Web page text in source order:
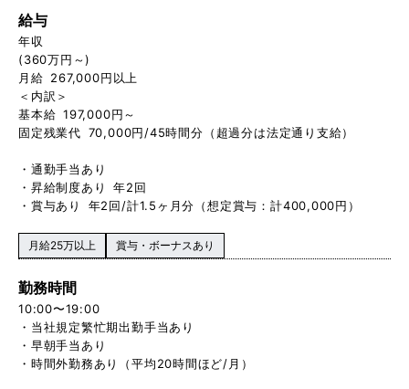
給与
年収
(360万円～)
月給 267,000円以上
＜内訳＞
基本給 197,000円～
固定残業代 70,000円/45時間分（超過分は法定通り支給）
・通勤手当あり
・昇給制度あり 年2回
・賞与あり 年2回/計1.5ヶ月分（想定賞与：計400,000円）
月給25万以上 賞与・ボーナスあり
勤務時間
10:00〜19:00
・当社規定繁忙期出勤手当あり
・早朝手当あり
・時間外勤務あり（平均20時間ほど/月）